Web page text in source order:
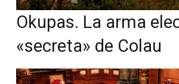
Okupas. La arma
«secreta» de Colau